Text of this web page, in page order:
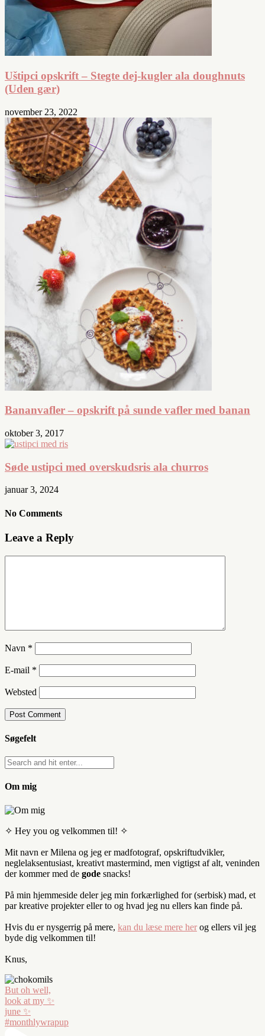
Uštipci opskrift – Stegte dej-kugler ala doughnuts
(Uden gær)
november 23, 2022
Bananvafler – opskrift på sunde vafler med banan
oktober 3, 2017
Søde ustipci med overskudsris ala churros
januar 3, 2024
No Comments
Leave a Reply
Navn *
E-mail *
Websted
Søgefelt
Om mig
✧ Hey you og velkommen til! ✧
Mit navn er Milena og jeg er madfotograf, opskriftudvikler,
neglelaksentusiast, kreativt mastermind, men vigtigst af alt, veninden
der kommer med de gode snacks!
På min hjemmeside deler jeg min forkærlighed for (serbisk) mad, et
par kreative projekter eller to og hvad jeg nu ellers kan finde på.
Hvis du er nysgerrig på mere, kan du læse mere her og ellers vil jeg
byde dig velkommen til!
Knus,
But oh well,
look at my ✨
june ✨
#monthlywrapup